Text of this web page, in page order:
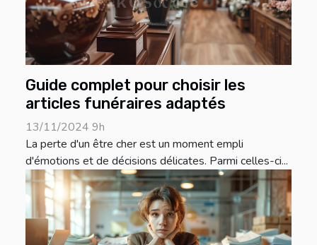
Guide complet pour choisir les
articles funéraires adaptés
13/11/2024 9h
La perte d'un être cher est un moment empli
d'émotions et de décisions délicates. Parmi celles-ci...